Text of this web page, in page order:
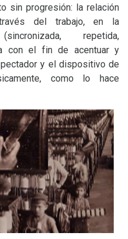
sin progresión: la relación
del trabajo, en la
repetida,
con el fin de acentuar y
y el dispositivo de
como lo hace